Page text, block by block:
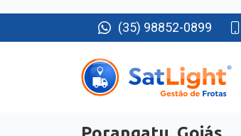
(35) 98852-0899
Porangatu, Goiás